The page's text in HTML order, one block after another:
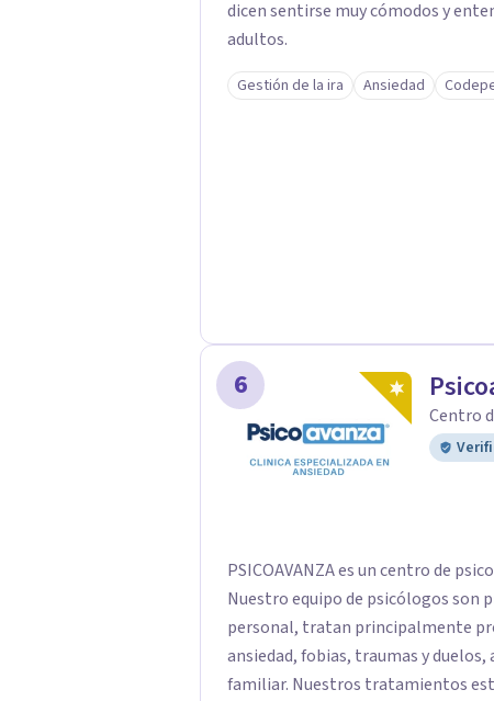
dicen sentirse muy cómodos y
adultos.
Gestión de la ira Ansiedad
6
Centro
PSICOAVANZA es un centro de
Nuestro equipo de psicólogos son
personal, tratan principalmente
ansiedad, fobias, traumas y
familiar. Nuestros tratamientos están basados en las terapias más avanzadas de